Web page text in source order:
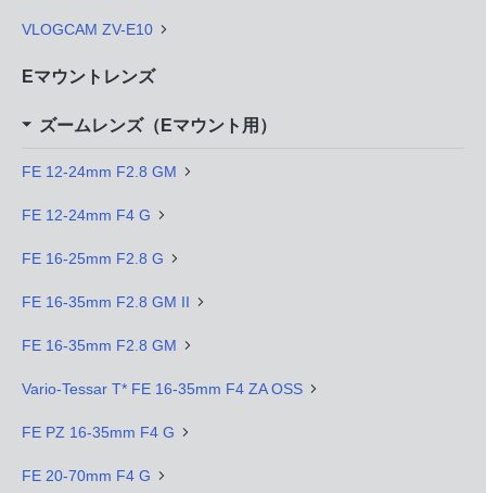
VLOGCAM ZV-E10
Eマウントレンズ
ズームレンズ（Eマウント用）
FE 12-24mm F2.8 GM
FE 12-24mm F4 G
FE 16-25mm F2.8 G
FE 16-35mm F2.8 GM II
FE 16-35mm F2.8 GM
Vario-Tessar T* FE 16-35mm F4 ZA OSS
FE PZ 16-35mm F4 G
FE 20-70mm F4 G